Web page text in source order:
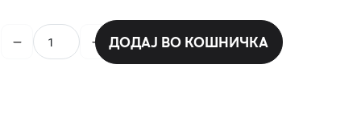
ДОДАЈ ВО КОШНИЧКА